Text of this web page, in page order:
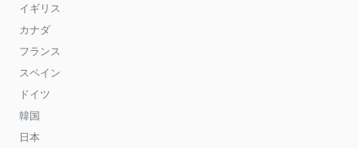
イギリス
カナダ
フランス
スペイン
ドイツ
韓国
日本